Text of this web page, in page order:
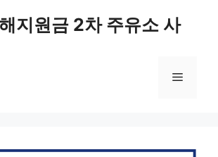
지원금 2차 주유소 사
메